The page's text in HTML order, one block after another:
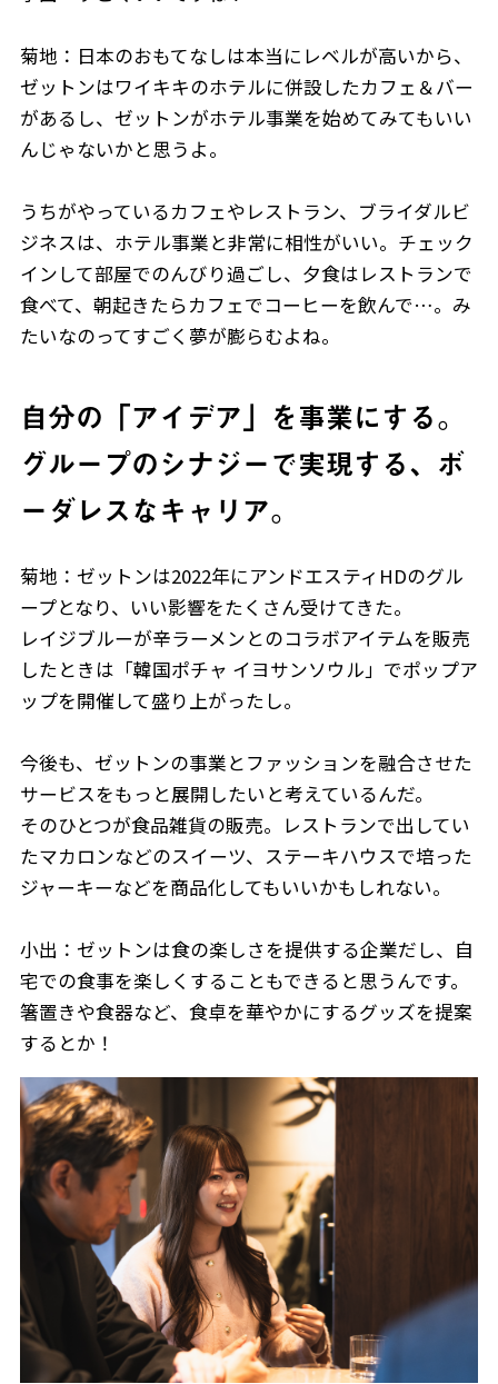
菊地：日本のおもてなしは本当にレベルが高いから、
ゼットンはワイキキのホテルに併設したカフェ＆バー
があるし、ゼットンがホテル事業を始めてみてもいい
んじゃないかと思うよ。
うちがやっているカフェやレストラン、ブライダルビ
ジネスは、ホテル事業と非常に相性がいい。チェック
インして部屋でのんびり過ごし、夕食はレストランで
食べて、朝起きたらカフェでコーヒーを飲んで…。み
たいなのってすごく夢が膨らむよね。
自分の「アイデア」を事業にする。
グループのシナジーで実現する、ボ
ーダレスなキャリア。
菊地：ゼットンは2022年にアンドエスティHDのグル
ープとなり、いい影響をたくさん受けてきた。
レイジブルーが辛ラーメンとのコラボアイテムを販売
したときは「韓国ポチャ イヨサンソウル」でポップア
ップを開催して盛り上がったし。
今後も、ゼットンの事業とファッションを融合させた
サービスをもっと展開したいと考えているんだ。
そのひとつが食品雑貨の販売。レストランで出してい
たマカロンなどのスイーツ、ステーキハウスで培った
ジャーキーなどを商品化してもいいかもしれない。
小出：ゼットンは食の楽しさを提供する企業だし、自
宅での食事を楽しくすることもできると思うんです。
箸置きや食器など、食卓を華やかにするグッズを提案
するとか！